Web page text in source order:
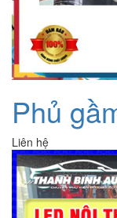
Phủ
Liên hệ